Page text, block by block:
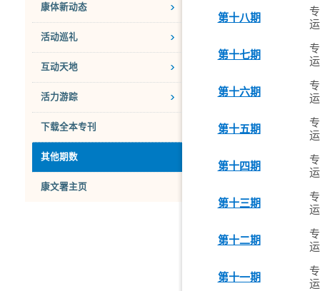
康体新动态
活动巡礼
互动天地
活力游踪
下载全本专刊
其他期数
康文署主页
第十八期
第十七期
第十六期
第十五期
第十四期
第十三期
第十二期
第十一期